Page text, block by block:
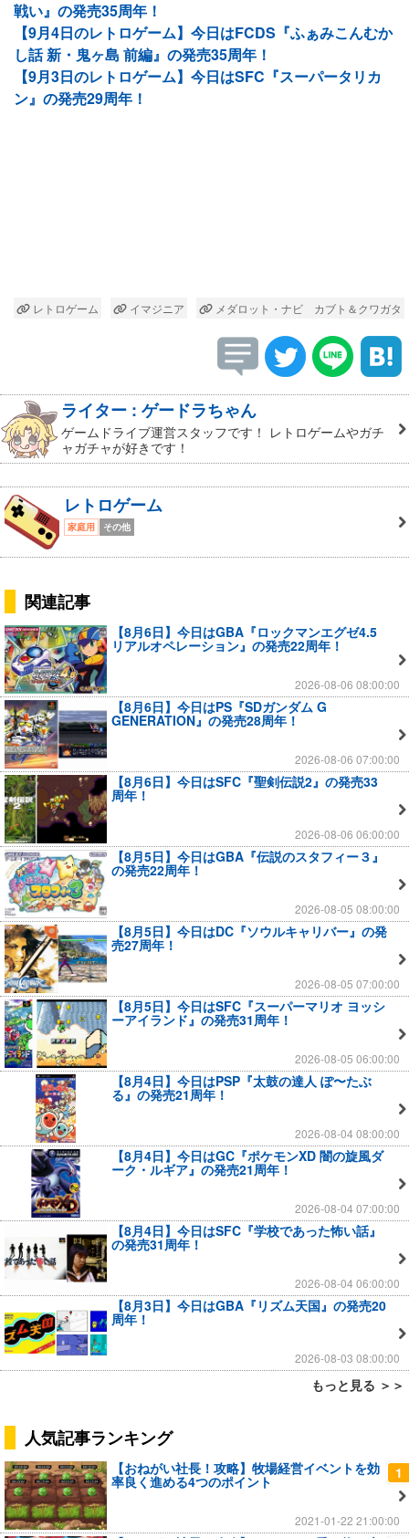
戦い』の発売35周年！
【9月4日のレトロゲーム】今日はFCDS『ふぁみこんむか
し話 新・鬼ヶ島 前編』の発売35周年！
【9月3日のレトロゲーム】今日はSFC『スーパータリカ
ン』の発売29周年！
レトロゲーム イマジニア メダロット・ナビ カブト＆クワガタ
ライター : ゲードラちゃん
ゲームドライブ運営スタッフです！ レトロゲームやガチ
ャガチャが好きです！
レトロゲーム
家庭用 その他
関連記事
【8月6日】今日はGBA『ロックマンエグゼ4.5
リアルオペレーション』の発売22周年！
2026-08-06 08:00:00
【8月6日】今日はPS『SDガンダム G
GENERATION』の発売28周年！
2026-08-06 07:00:00
【8月6日】今日はSFC『聖剣伝説2』の発売33
周年！
2026-08-06 06:00:00
【8月5日】今日はGBA『伝説のスタフィー３』
の発売22周年！
2026-08-05 08:00:00
【8月5日】今日はDC『ソウルキャリバー』の発
売27周年！
2026-08-05 07:00:00
【8月5日】今日はSFC『スーパーマリオ ヨッシ
ーアイランド』の発売31周年！
2026-08-05 06:00:00
【8月4日】今日はPSP『太鼓の達人 ぽ〜たぶ
る』の発売21周年！
2026-08-04 08:00:00
【8月4日】今日はGC『ポケモンXD 闇の旋風ダ
ーク・ルギア』の発売21周年！
2026-08-04 07:00:00
【8月4日】今日はSFC『学校であった怖い話』
の発売31周年！
2026-08-04 06:00:00
【8月3日】今日はGBA『リズム天国』の発売20
周年！
2026-08-03 08:00:00
もっと見る ＞＞
人気記事ランキング
1
【おねがい社長！攻略】牧場経営イベントを効
率良く進める4つのポイント
2021-01-22 21:00:00